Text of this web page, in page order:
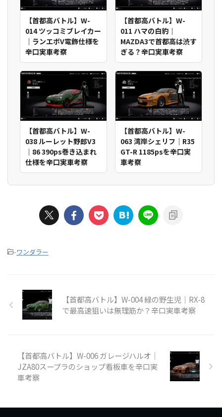
【首都高バトル】W-
014 ツッコミブレイカー
｜ランエボV電飾仕様を
辛口実車考察
【首都高バトル】W-
011 ハマの白豹｜
MAZDA3で首都高は渋す
ぎる？辛口実車考察
【首都高バトル】W-
038 ルーレット野郎V3
｜86 390ps巻き込まれ
仕様を辛口実車考察
【首都高バトル】W-
063 湾岸シェリフ｜R35
GT-R 1185psを辛口実
車考察
-ワンダラー
【首都高バトル】W-004 緑の野生児｜RX-8
で最高速狙いは無理筋か？辛口実車考察
【首都高バトル】W-006 ガレージハルオ｜
JZA80スープラのショップ看板車を辛口実
車考察